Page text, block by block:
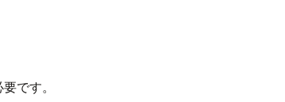
です。